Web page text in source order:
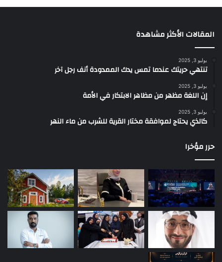
المقالات الأكثر مشاهدة
يوليو 3, 2025
تنتهي حريتك عندما تمس يدك الممدودة أنف رجل آخر
يوليو 3, 2025
إن اللغة مظهر من مظاهر الابتكار في الأمة
يوليو 3, 2025
كالذي يحتاج لموافقة مختار القرية للشرب من ماء النهر
حرر مؤخرا